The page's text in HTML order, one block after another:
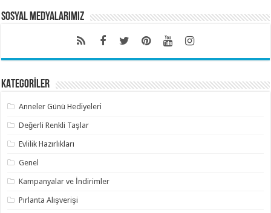
Sosyal Medyalarımız
KATEGORİLER
Anneler Günü Hediyeleri
Değerli Renkli Taşlar
Evlilik Hazırlıkları
Genel
Kampanyalar ve İndirimler
Pırlanta Alışverişi